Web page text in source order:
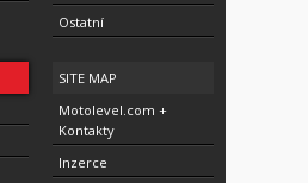
Ostatní
SITE MAP
Motolevel.com +
Kontakty
Inzerce